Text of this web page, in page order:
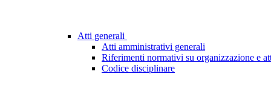
Atti generali
Atti amministrativi generali
Riferimenti normativi su organizzazione e
Codice disciplinare